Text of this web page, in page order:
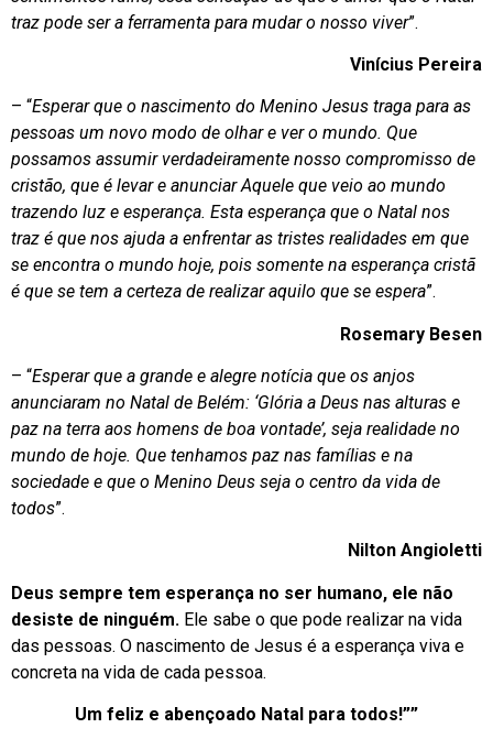
traz pode ser a ferramenta para mudar o nosso viver”.
Vinícius Pereira
– “Esperar que o nascimento do Menino Jesus traga para as
pessoas um novo modo de olhar e ver o mundo. Que
possamos assumir verdadeiramente nosso compromisso de
cristão, que é levar e anunciar Aquele que veio ao mundo
trazendo luz e esperança. Esta esperança que o Natal nos
traz é que nos ajuda a enfrentar as tristes realidades em que
se encontra o mundo hoje, pois somente na esperança cristã
é que se tem a certeza de realizar aquilo que se espera”.
Rosemary Besen
– “Esperar que a grande e alegre notícia que os anjos
anunciaram no Natal de Belém: ‘Glória a Deus nas alturas e
paz na terra aos homens de boa vontade’, seja realidade no
mundo de hoje. Que tenhamos paz nas famílias e na
sociedade e que o Menino Deus seja o centro da vida de
todos”.
Nilton Angioletti
Deus sempre tem esperança no ser humano, ele não
desiste de ninguém. Ele sabe o que pode realizar na vida
das pessoas. O nascimento de Jesus é a esperança viva e
concreta na vida de cada pessoa.
Um feliz e abençoado Natal para todos!””